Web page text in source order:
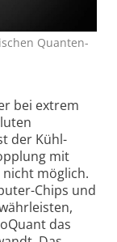
Quanten­
bei extrem
der Kühl­
mit
möglich.
Chips und
das